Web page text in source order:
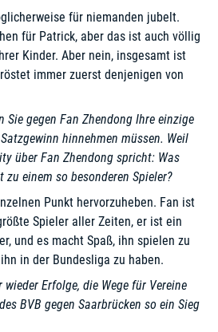
für niemanden jubelt.
für Patrick, aber das ist auch völlig
Kinder. Aber nein, insgesamt ist
immer zuerst denjenigen von
Sie gegen Fan Zhendong Ihre einzige
hinnehmen müssen. Weil
über Fan Zhendong spricht: Was
einem so besonderen Spieler?
Punkt hervorzuheben. Fan ist
Spieler aller Zeiten, er ist ein
und es macht Spaß, ihn spielen zu
in der Bundesliga zu haben.
Erfolge, die Wege für Vereine
BVB gegen Saarbrücken so ein Sieg